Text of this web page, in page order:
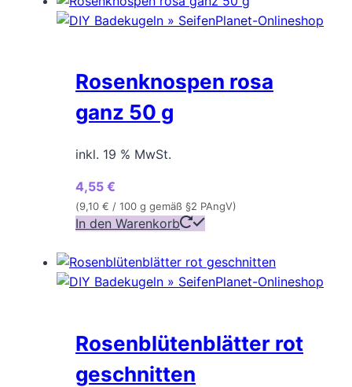
Rosenknospen rosa
ganz 50 g
inkl. 19 % MwSt.
4,55 €
(9,10 € / 100 g gemäß §2 PAngV)
In den Warenkorb
Rosenblütenblätter rot
geschnitten